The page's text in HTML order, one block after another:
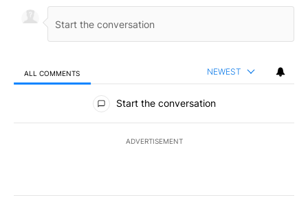
ALL COMMENTS NEWEST
All Comments
Start the conversation
ADVERTISEMENT